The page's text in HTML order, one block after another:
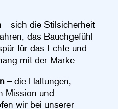
– sich die Stilsicherheit
das Bauchgefühl
für das Echte und
mit der Marke
– die Haltungen,
Mission und
wir bei unserer